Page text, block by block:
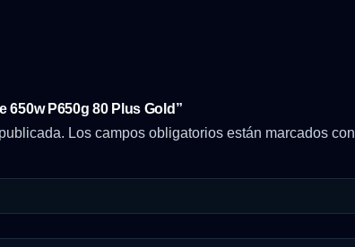
650w P650g 80 Plus Gold”
Los campos obligatorios están marcados con